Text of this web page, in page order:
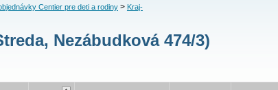
Centier pre deti a rodiny> Kraj-
Nezábudková 474/3)